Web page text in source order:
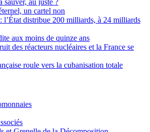
sauver, au juste ?
un cartel non
l’État distribue 200 milliards, à 24 milliards
aux moins de quinze ans
des réacteurs nucléaires et la France se
roule vers la cubanisation totale